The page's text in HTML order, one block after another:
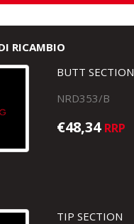
RICAMBIO
BUTT SECTION
NRD353/B
€48,34 RRP
TIP SECTION